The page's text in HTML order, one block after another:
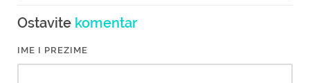
Ostavite komentar
IME I PREZIME